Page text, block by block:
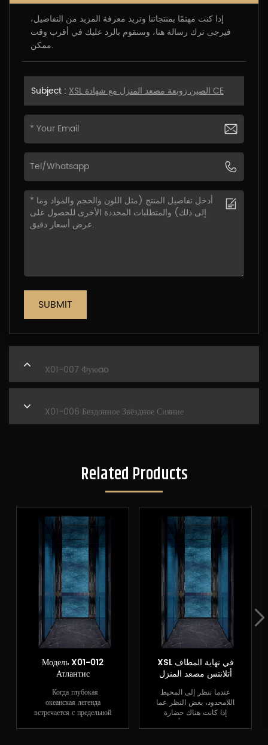
إذا كنت مهتمًا بمنتجاتنا وتريد معرفة المزيد من التفاصيل،
فيرجى ترك رسالة هنا، وسنقوم بالرد عليك في أقرب وقت
ممكن.
Subject : XSL الصين زوبعة مصعد المنزل مع شهادة CE
SUBMIT
X01-007 Фуюao
X01-006 Бездонное Звёздное Сияние
Related Products
Модель X01-012
Атлантис
Когда глубокая
океанская легенда
встречается с предельной
XSL في نهاية المطاف
أتلانتس مصعد المنزل
عندما ننظر إلى المحيط
اللامحدود، بغض النظر عما
إذا كانت هناك حضارة
قديمة غامضة مخبأة تحت